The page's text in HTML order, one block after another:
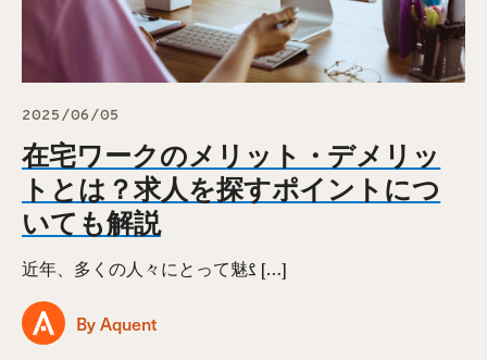
2025/06/05
在宅ワークのメリット・デメリッ
トとは？求人を探すポイントにつ
いても解説
近年、多くの人々にとって魅ࡂ […]
By Aquent